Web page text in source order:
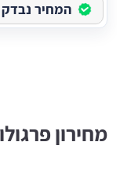
המחיר נבדק
מחירון